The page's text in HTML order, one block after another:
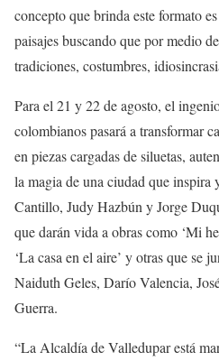
concepto que brinda este formato
paisajes buscando que por medio
tradiciones, costumbres,
Para el 21 y 22 de agosto, el
colombianos pasará a transformar
en piezas cargadas de siluetas,
la magia de una ciudad que inspira
Cantillo, Judy Hazbún y Jorge
que darán vida a obras como ‘Mi
‘La casa en el aire’ y otras que se
Naiduth Geles, Darío Valencia,
Guerra.
“La Alcaldía de Valledupar está